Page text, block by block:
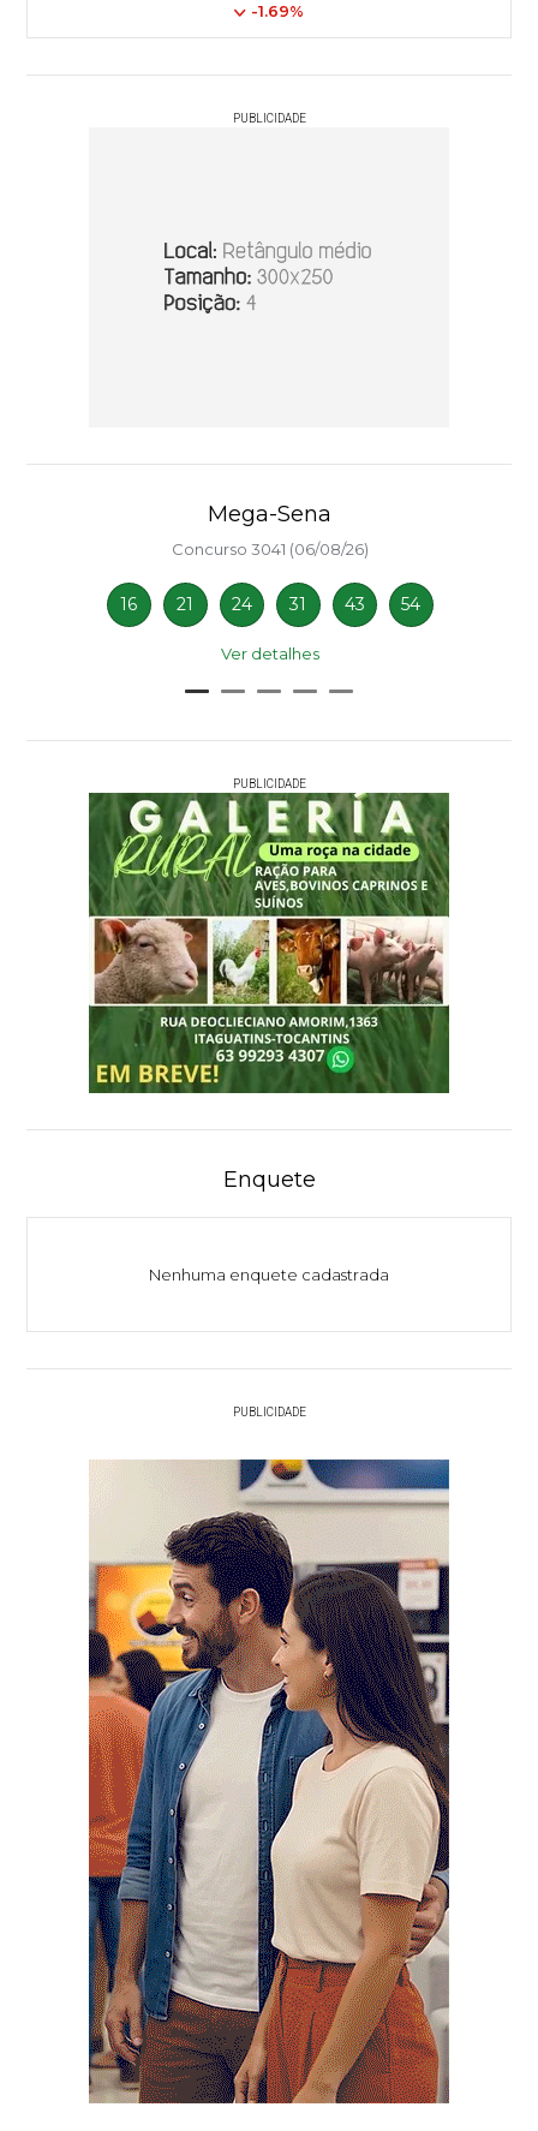
-1.69%
PUBLICIDADE
Mega-Sena
Concurso 3041 (06/08/26)
16 21 24 31 43 54
Ver detalhes
PUBLICIDADE
Enquete
Nenhuma enquete cadastrada
PUBLICIDADE